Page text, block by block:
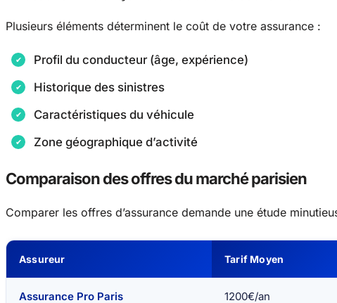
Plusieurs éléments déterminent le coût de votre assurance :
Profil du conducteur (âge, expérience)
Historique des sinistres
Caractéristiques du véhicule
Zone géographique d’activité
Comparaison des offres du marché parisien
Comparer les offres d’assurance demande une étude
Assureur Tarif Moyen
Assurance Pro Paris 1200€/an